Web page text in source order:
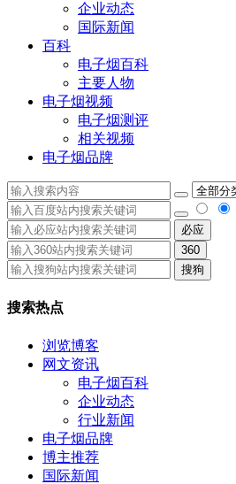
企业动态
国际新闻
百科
电子烟百科
主要人物
电子烟视频
电子烟测评
相关视频
电子烟品牌
必应
360
搜狗
搜索热点
浏览博客
网文资讯
电子烟百科
企业动态
行业新闻
电子烟品牌
博主推荐
国际新闻